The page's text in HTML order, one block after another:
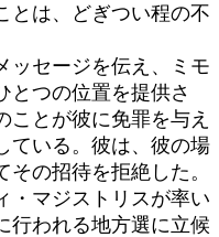
とは、どぎつい程の不
セージを伝え、ミモ
とつの位置を提供さ
ことが彼に免罪を与え
ている。彼は、彼の場
の招待を拒絶した。
・マジストリスが率い
行われる地方選に立候